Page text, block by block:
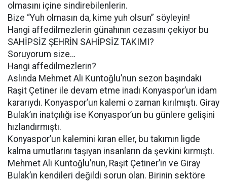
olmasını içine sindirebilenlerin.
Bize “Yuh olmasın da, kime yuh olsun” söyleyin!
Hangi affedilmezlerin günahının cezasını çekiyor bu
SAHİPSİZ ŞEHRİN SAHİPSİZ TAKIMI?
Soruyorum size…
Hangi affedilmezlerin?
Aslında Mehmet Ali Kuntoğlu’nun sezon başındaki
Raşit Çetiner ile devam etme inadı Konyaspor’un idam
kararıydı. Konyaspor’un kalemi o zaman kırılmıştı. Giray
Bulak’ın inatçılığı ise Konyaspor’un bu günlere gelişini
hızlandırmıştı.
Konyaspor’un kalemini kıran eller, bu takımın ligde
kalma umutlarını taşıyan insanların da şevkini kırmıştı.
Mehmet Ali Kuntoğlu’nun, Raşit Çetiner’in ve Giray
Bulak’ın kendileri değildi sorun olan. Birinin sektöre